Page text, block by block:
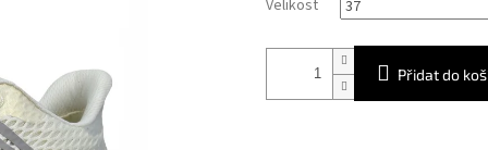
Velikost
Přidat do